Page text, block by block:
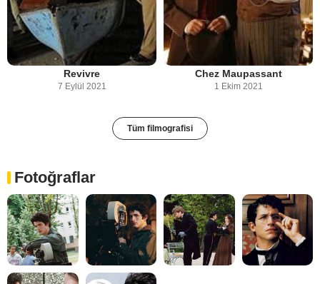
Revivre
7 Eylül 2021
Chez Maupassant
1 Ekim 2021
Tüm filmografisi
Fotoğraflar